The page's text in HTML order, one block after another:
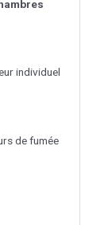
individuel
de fumée